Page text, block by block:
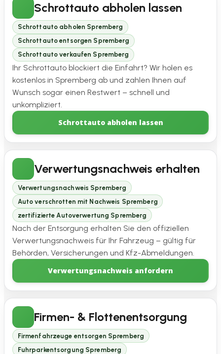
Schrottauto abholen lassen
Schrottauto abholen Spremberg
Schrottauto entsorgen Spremberg
Schrottauto verkaufen Spremberg
Ihr Schrottauto blockiert die Einfahrt? Wir holen es
kostenlos in Spremberg ab und zahlen Ihnen auf
Wunsch sogar einen Restwert – schnell und
unkompliziert.
Schrottauto abholen lassen
Verwertungsnachweis erhalten
Verwertungsnachweis Spremberg
Auto verschrotten mit Nachweis Spremberg
zertifizierte Autoverwertung Spremberg
Nach der Entsorgung erhalten Sie den offiziellen
Verwertungsnachweis für Ihr Fahrzeug – gültig für
Behörden, Versicherungen und Kfz-Abmeldungen.
Verwertungsnachweis anfordern
Firmen- & Flottenentsorgung
Firmenfahrzeuge entsorgen Spremberg
Fuhrparkentsorgung Spremberg